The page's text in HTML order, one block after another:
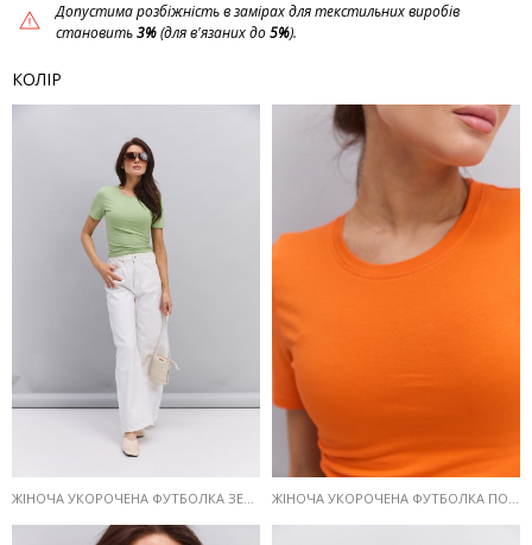
Допустима розбіжність в замірах для текстильних виробів
становить3%(для в'язаних до5%).
КОЛІР
ЖІНОЧА УКОРОЧЕНА ФУТБОЛКА ЗЕЛЕНОГО КОЛЬОРУ ЖІНОЧА УКОРОЧЕНА ФУТБОЛКА ПОМАРАНЧЕВОГО КОЛЬОРУ